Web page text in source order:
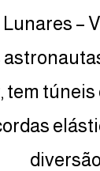
–
tem túneis